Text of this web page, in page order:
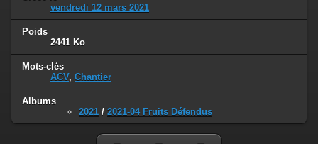
vendredi 12 mars 2021
Poids
2441 Ko
Mots-clés
ACV, Chantier
Albums
2021 / 2021-04 Fruits Défendus